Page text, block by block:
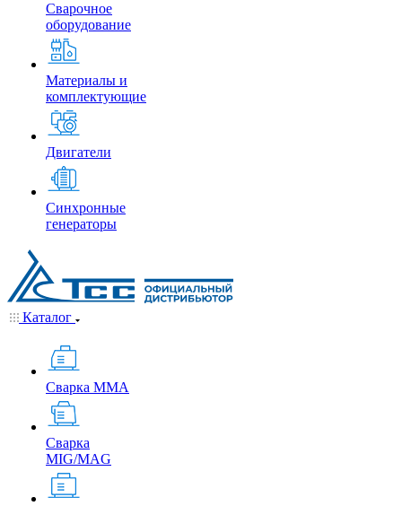
Сварочное
оборудование
Материалы и
комплектующие
Двигатели
Синхронные
генераторы
Каталог
Сварка MMA
Сварка
MIG/MAG